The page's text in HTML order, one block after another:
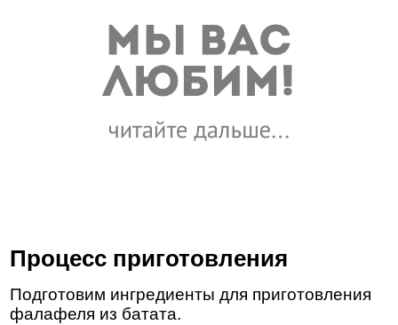
Процесс приготовления
Подготовим ингредиенты для приготовления
фалафеля из батата.